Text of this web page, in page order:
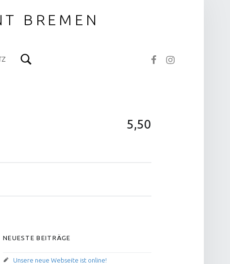
BREMEN
5,50
SIDEBAR
NEUESTE BEITRÄGE
Unsere neue Webseite ist online!